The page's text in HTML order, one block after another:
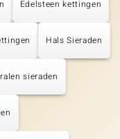
Edelsteen kettingen
Hals Sieraden
sieraden